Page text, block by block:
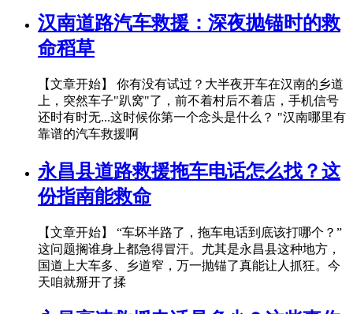
汉南道路汽车救援：深夜抛锚时的救
命稻草
【文章开始】 你有没有试过？大半夜开车在汉南的乡道
上，突然车子"趴窝"了，前不着村后不着店，手机信号
还时有时无...这时候你第一个念头是什么？ "汉南哪里有
靠谱的汽车救援啊
永昌县道路救援拖车电话怎么找？这
份指南能救命
【文章开始】 “车坏半路了，拖车电话到底该打哪个？”
这问题搁谁身上都急得冒汗。尤其是永昌县这种地方，
国道上大车多、乡道窄，万一抛锚了真能让人抓狂。今
天咱就掰开了揉